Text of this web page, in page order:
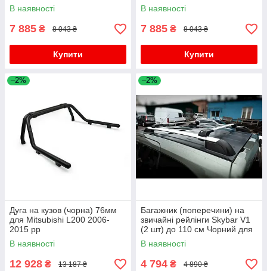
В наявності
7 885 ₴ 8 043 ₴
Купити
В наявності
7 885 ₴ 8 043 ₴
Купити
–2%
Дуга на кузов (чорна) 76мм
для Mitsubishi L200 2006-
2015 рр
В наявності
12 928 ₴ 13 187 ₴
–2%
Багажник (поперечини) на
звичайні рейлінги Skybar V1
(2 шт) до 110 см Чорний для
Mitsubishi L200 2006-2015 рр
В наявності
4 794 ₴ 4 890 ₴